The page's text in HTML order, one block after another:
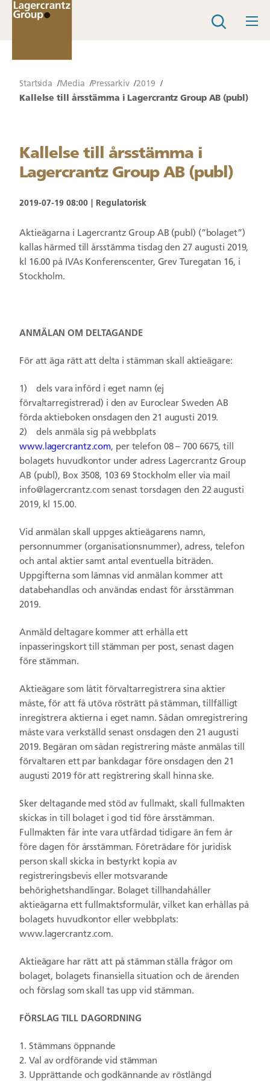
Startsida Media Pressarkiv
2019
Kallelse till årsstämma i Lagercrantz Group AB (publ)
Kallelse till årsstämma i
Lagercrantz Group AB (publ)
2019-07-19 08:00 Regulatorisk
Aktieägarna i Lagercrantz Group AB (publ) (”bolaget”)
kallas härmed till årsstämma tisdag den 27 augusti 2019,
kl 16.00 på IVAs Konferenscenter, Grev Turegatan 16, i
Stockholm.
ANMÄLAN OM DELTAGANDE
För att äga rätt att delta i stämman skall aktieägare:
1)
dels vara införd i eget namn (ej
förvaltarregistrerad) i den av Euroclear Sweden AB
förda aktieboken onsdagen den 21 augusti 2019.
2) dels anmäla sig på webbplats
www.lagercrantz.com, per telefon 08 – 700 6675, till
bolagets huvudkontor under adress Lagercrantz Group
AB (publ), Box 3508, 103 69 Stockholm eller via mail
info@lagercrantz.com senast torsdagen den 22 augusti
2019, kl 15.00.
Vid anmälan skall uppges aktieägarens namn,
personnummer (organisations­nummer), adress, telefon
och antal aktier samt antal eventuella biträden.
Uppgifterna som lämnas vid anmälan kommer att
databehandlas och användas endast för årsstämman
2019.
Anmäld deltagare kommer att erhålla ett
inpasseringskort till stämman per post, senast dagen
före stämman.
Aktieägare som låtit förvaltarregistrera sina aktier
måste, för att få utöva rösträtt på stämman, tillfälligt
inregistrera aktierna i eget namn. Sådan omregistrering
måste vara verkställd senast onsdagen den 21 augusti
2019. Begäran om sådan registrering måste anmälas till
förvaltaren ett par bankdagar före onsdagen den 21
augusti 2019 för att registrering skall hinna ske.
Sker deltagande med stöd av fullmakt, skall fullmakten
skickas in till bolaget i god tid före årsstämman.
Fullmakten får inte vara utfärdad tidigare än fem år
före dagen för årsstämman. Företrädare för juridisk
person skall skicka in bestyrkt kopia av
registreringsbevis eller motsvarande
behörighetshandlingar. Bolaget tillhandahåller
aktieägarna ett fullmaktsformulär, vilket kan erhållas på
bolagets huvudkontor eller webbplats:
www.lagercrantz.com.
Aktieägare har rätt att på stämman ställa frågor om
bolaget, bolagets finansiella situation och de ärenden
och förslag som skall tas upp vid stämman.
FÖRSLAG TILL DAGORDNING
Stämmans öppnande
Val av ordförande vid stämman
Upprättande och godkännande av röstlängd